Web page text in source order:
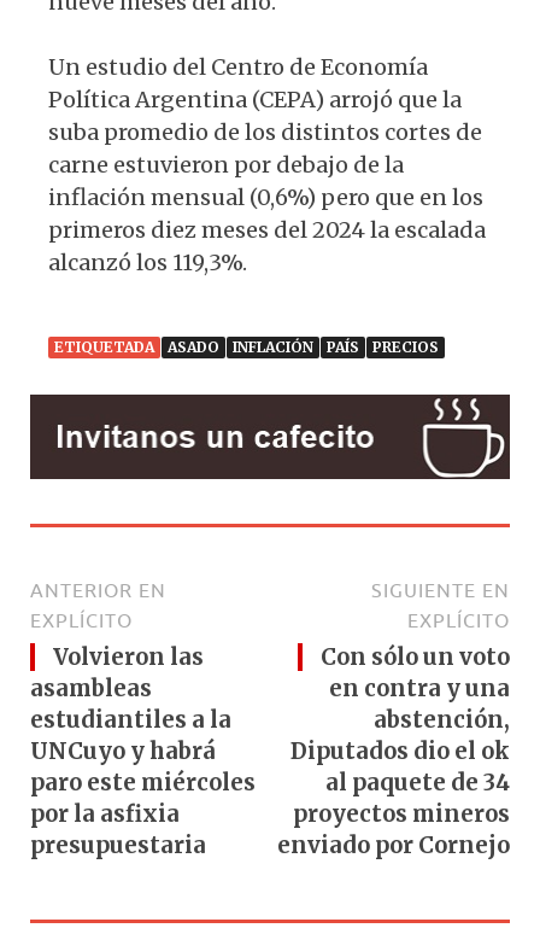
Un estudio del Centro de Economía
Política Argentina (CEPA) arrojó que la
suba promedio de los distintos cortes de
carne estuvieron por debajo de la
inflación mensual (0,6%) pero que en los
primeros diez meses del 2024 la escalada
alcanzó los 119,3%.
ETIQUETADA ASADO INFLACIÓN PAÍS PRECIOS
ANTERIOR EN
EXPLÍCITO
Volvieron las
asambleas
estudiantiles a la
UNCuyo y habrá
paro este miércoles
por la asfixia
presupuestaria
SIGUIENTE EN
EXPLÍCITO
Con sólo un voto
en contra y una
abstención,
Diputados dio el ok
al paquete de 34
proyectos mineros
enviado por Cornejo